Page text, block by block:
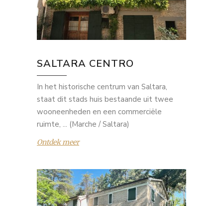
SALTARA CENTRO
In het historische centrum van Saltara,
staat dit stads huis bestaande uit twee
wooneenheden en een commerciële
ruimte, ... (Marche / Saltara)
Ontdek meer